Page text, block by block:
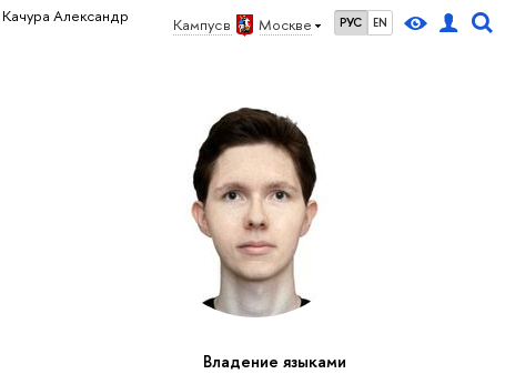
Кампус в Москве РУС EN
Качура Александр
Владение языками